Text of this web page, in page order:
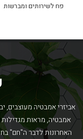
פח לשירותים ומברשות
אביזרי אמבטיה מעוצבים,
אמבטיה, מראות מגדילות
האחרונות לדבר ה"חם"